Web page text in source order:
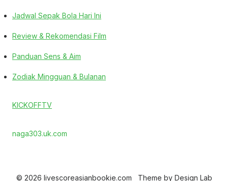
Jadwal Sepak Bola Hari Ini
Review & Rekomendasi Film
Panduan Sens & Aim
Zodiak Mingguan & Bulanan
KICKOFFTV
naga303.uk.com
© 2026 livescoreasianbookie.com Theme by Design Lab